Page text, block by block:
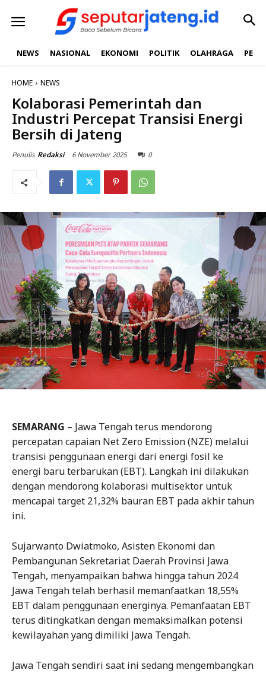
NEWS NASIONAL EKONOMI POLITIK OLAHRAGA
HOME NEWS
Kolaborasi Pemerintah dan
Industri Percepat Transisi Energi
Bersih di Jateng
Penulis Redaksi 6 November 2025 0
SEMARANG – Jawa Tengah terus mendorong
percepatan capaian Net Zero Emission (NZE) melalui
transisi penggunaan energi dari energi fosil ke
energi baru terbarukan (EBT). Langkah ini dilakukan
dengan mendorong kolaborasi multisektor untuk
mencapai target 21,32% bauran EBT pada akhir tahun
ini.
Sujarwanto Dwiatmoko, Asisten Ekonomi dan
Pembangunan Sekretariat Daerah Provinsi Jawa
Tengah, menyampaikan bahwa hingga tahun 2024
Jawa Tengah telah berhasil memanfaatkan 18,55%
EBT dalam penggunaan energinya. Pemanfaatan EBT
terus ditingkatkan dengan memaksimalkan potensi
kewilayahan yang dimiliki Jawa Tengah.
Jawa Tengah sendiri saat ini sedang mengembangkan